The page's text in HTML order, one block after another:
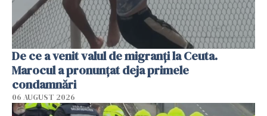
De ce a venit valul de migranți la Ceuta.
Marocul a pronunțat deja primele
condamnări
06 AUGUST 2026